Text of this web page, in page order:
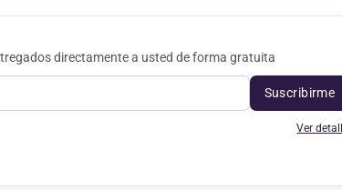
directamente a usted de forma gratuita
Suscribirme
Ver